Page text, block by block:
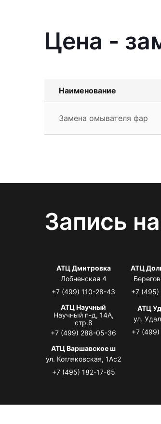
Цена -
Наименование
Замена омывателя фар
Запись
АТЦ Дмитровка
Лобненская 4
+7 (499) 110-28-43
АТЦ
+7
АТЦ Научный
Научный п-д, 14А,
стр.8
+7 (499) 288-05-36
АТЦ
ул.
+7
АТЦ Варшавское ш
ул. Котляковская, 1Ас2
+7 (495) 182-17-65